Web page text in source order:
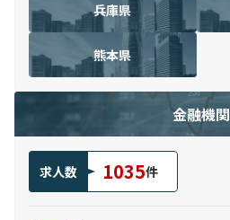
兵庫県
熊本県
金融機関
求人数 1035件